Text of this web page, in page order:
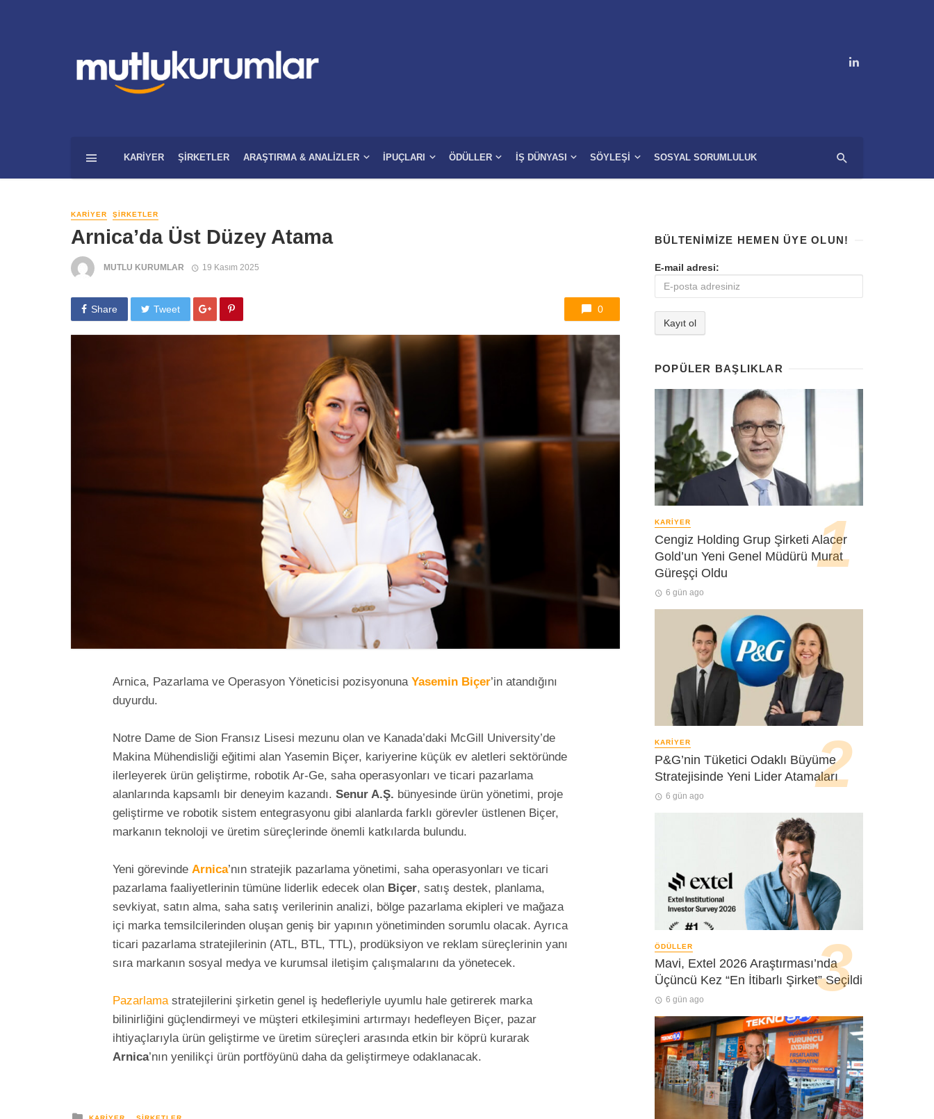
KARIYER ŞIRKETLER ARAŞTIRMA & ANALIZLER İPUÇLARI ÖDÜLLER İŞ DÜNYASI SÖYLEŞI SOSYAL SORUMLULUK
KARIYER ŞIRKETLER
Arnica’da Üst Düzey Atama
MUTLU KURUMLAR 19 Kasım 2025
Share Tweet 0
Arnica, Pazarlama ve Operasyon Yöneticisi pozisyonuna Yasemin Biçer’in atandığını
duyurdu.
Notre Dame de Sion Fransız Lisesi mezunu olan ve Kanada’daki McGill University’de
Makina Mühendisliği eğitimi alan Yasemin Biçer, kariyerine küçük ev aletleri sektöründe
ilerleyerek ürün geliştirme, robotik Ar-Ge, saha operasyonları ve ticari pazarlama
alanlarında kapsamlı bir deneyim kazandı. Senur A.Ş. bünyesinde ürün yönetimi, proje
geliştirme ve robotik sistem entegrasyonu gibi alanlarda farklı görevler üstlenen Biçer,
markanın teknoloji ve üretim süreçlerinde önemli katkılarda bulundu.
Yeni görevinde Arnica’nın stratejik pazarlama yönetimi, saha operasyonları ve ticari
pazarlama faaliyetlerinin tümüne liderlik edecek olan Biçer, satış destek, planlama,
sevkiyat, satın alma, saha satış verilerinin analizi, bölge pazarlama ekipleri ve mağaza
içi marka temsilcilerinden oluşan geniş bir yapının yönetiminden sorumlu olacak. Ayrıca
ticari pazarlama stratejilerinin (ATL, BTL, TTL), prodüksiyon ve reklam süreçlerinin yanı
sıra markanın sosyal medya ve kurumsal iletişim çalışmalarını da yönetecek.
Pazarlamastratejilerini şirketin genel iş hedefleriyle uyumlu hale getirerek marka
bilinirliğini güçlendirmeyi ve müşteri etkileşimini artırmayı hedefleyen Biçer, pazar
ihtiyaçlarıyla ürün geliştirme ve üretim süreçleri arasında etkin bir köprü kurarak
Arnica’nın yenilikçi ürün portföyünü daha da geliştirmeye odaklanacak.
yayınlanan
BÜLTENIMIZE HEMEN ÜYE OLUN!
E-mail adresi:
POPÜLER BAŞLIKLAR
KARIYER
Cengiz Holding Grup Şirketi Alacer
Gold’un Yeni Genel Müdürü Murat
Güreşçi Oldu
6 gün ago
KARIYER
P&G’nin Tüketici Odaklı Büyüme
Stratejisinde Yeni Lider Atamaları
6 gün ago
ÖDÜLLER
Mavi, Extel 2026 Araştırması’nda
Üçüncü Kez “En İtibarlı Şirket” Seçildi
6 gün ago